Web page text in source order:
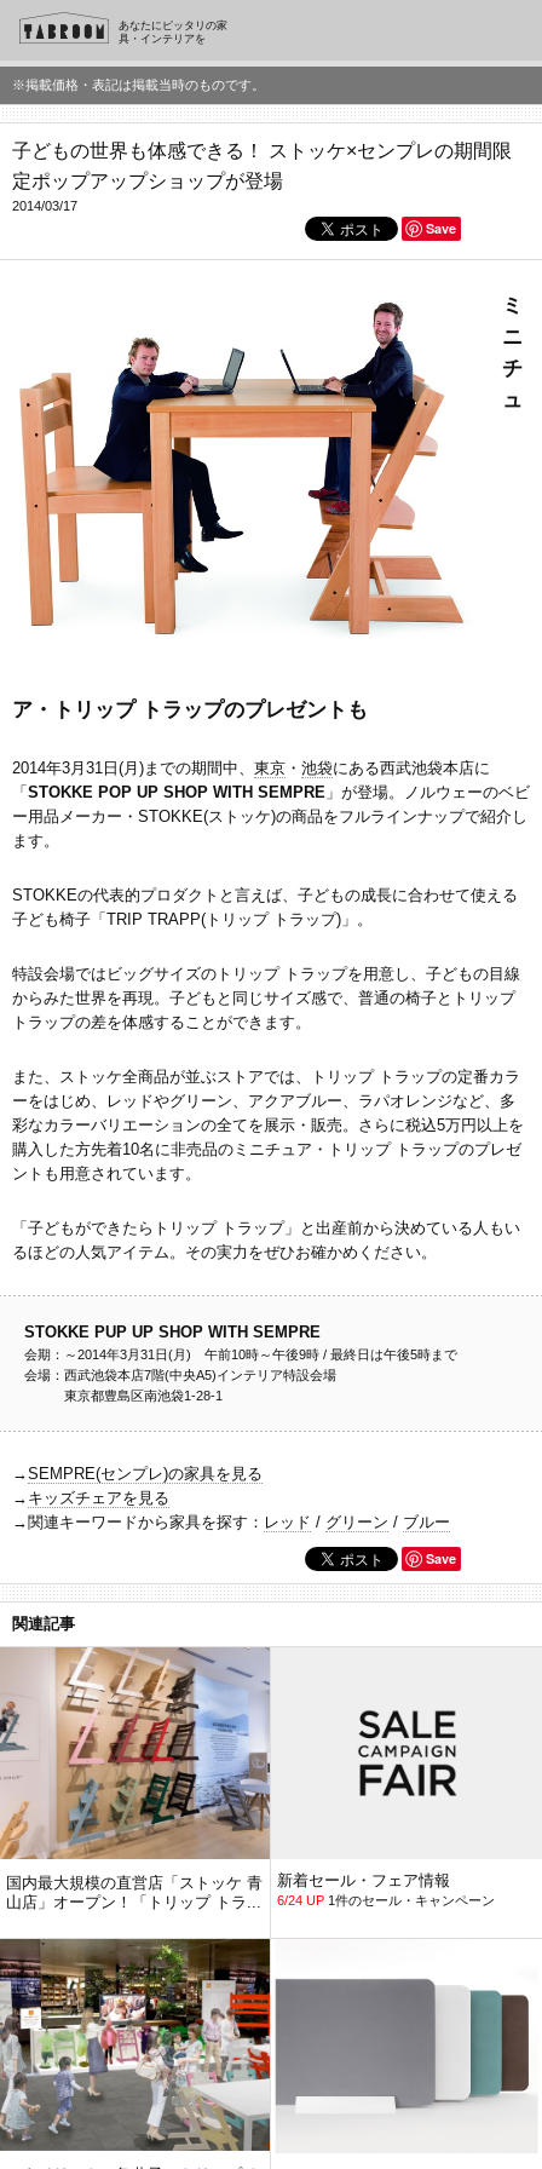
あなたにピッタリの家
具・インテリアを
※掲載価格・表記は掲載当時のものです。
子どもの世界も体感できる！ ストッケ×センプレの期間限
定ポップアップショップが登場
2014/03/17
Save
ミ
ニ
チ
ュ
ア・トリップ トラップのプレゼントも
2014年3月31日(月)までの期間中、 東京 ・ 池袋にある西武池袋本店に
「 STOKKE POP UP SHOP WITH SEMPRE 」が登場。ノルウェーのベビ
ー用品メーカー・STOKKE(ストッケ)の商品をフルラインナップで紹介し
ます。
STOKKEの代表的プロダクトと言えば、子どもの成長に合わせて使える
子ども椅子「TRIP TRAPP(トリップ トラップ)」。
特設会場ではビッグサイズのトリップ トラップを用意し、子どもの目線
からみた世界を再現。子どもと同じサイズ感で、普通の椅子とトリップ
トラップの差を体感することができます。
また、ストッケ全商品が並ぶストアでは、トリップ トラップの定番カラ
ーをはじめ、レッドやグリーン、アクアブルー、ラパオレンジなど、多
彩なカラーバリエーションの全てを展示・販売。さらに税込5万円以上を
購入した方先着10名に非売品のミニチュア・トリップ トラップのプレゼ
ントも用意されています。
「子どもができたらトリップ トラップ」と出産前から決めている人もい
るほどの人気アイテム。その実力をぜひお確かめください。
STOKKE PUP UP SHOP WITH SEMPRE
会期：～2014年3月31日(月) 午前10時～午後9時 / 最終日は午後5時まで
会場：西武池袋本店7階(中央A5)インテリア特設会場
東京都豊島区南池袋1-28-1
→SEMPRE(センプレ)の家具を見る
→ キッズチェアを見る
→関連キーワードから家具を探す： レッド / グリーン / ブルー
Save
関連記事
新着セール・フェア情報
6/24 UP 1件のセール・キャンペーン
国内最大規模の直営店「ストッケ 青
山店」オープン！「トリップ トラ...